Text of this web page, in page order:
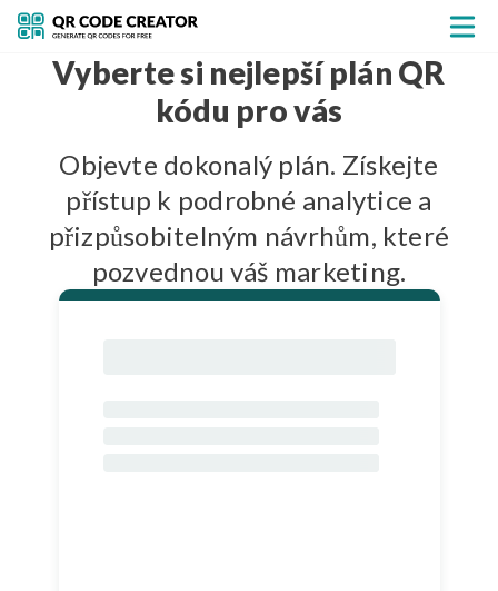
Vyberte si nejlepší plán QR
kódu pro vás
Objevte dokonalý plán. Získejte
přístup k podrobné analytice a
přizpůsobitelným návrhům, které
pozvednou váš marketing.